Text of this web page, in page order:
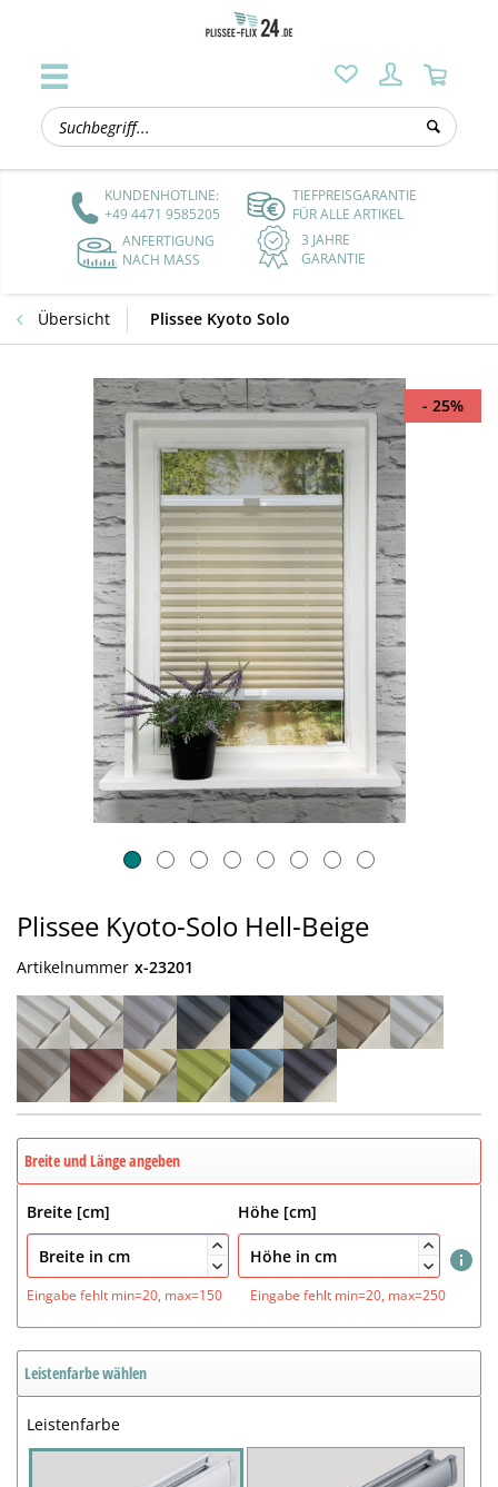
KUNDENHOTLINE:
+49 4471 9585205
TIEFPREISGARANTIE
FÜR ALLE ARTIKEL
ANFERTIGUNG
NACH MASS
3 JAHRE
GARANTIE
Übersicht Plissee Kyoto Solo
- 25%
Plissee Kyoto-Solo Hell-Beige
Artikelnummer x-23201
Breite und Länge angeben
Breite [cm]


Höhe [cm]


Eingabe fehlt min=20, max=150 Eingabe fehlt min=20, max=250
Leistenfarbe wählen
Leistenfarbe